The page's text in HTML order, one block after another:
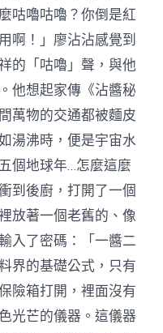
咕嚕咕嚕？你倒是紅
啊！」廖沾沾感覺到
的「咕嚕」聲，與他
他想起家傳《沾醬秘
萬物的交通都被麵皮
湯沸時，便是宇宙水
個地球年…怎麼這麼
到後廚，打開了一個
放著一個老舊的、像
入了密碼：「一醬二
界的基礎公式，只有
險箱打開，裡面沒有
光芒的儀器。這儀器